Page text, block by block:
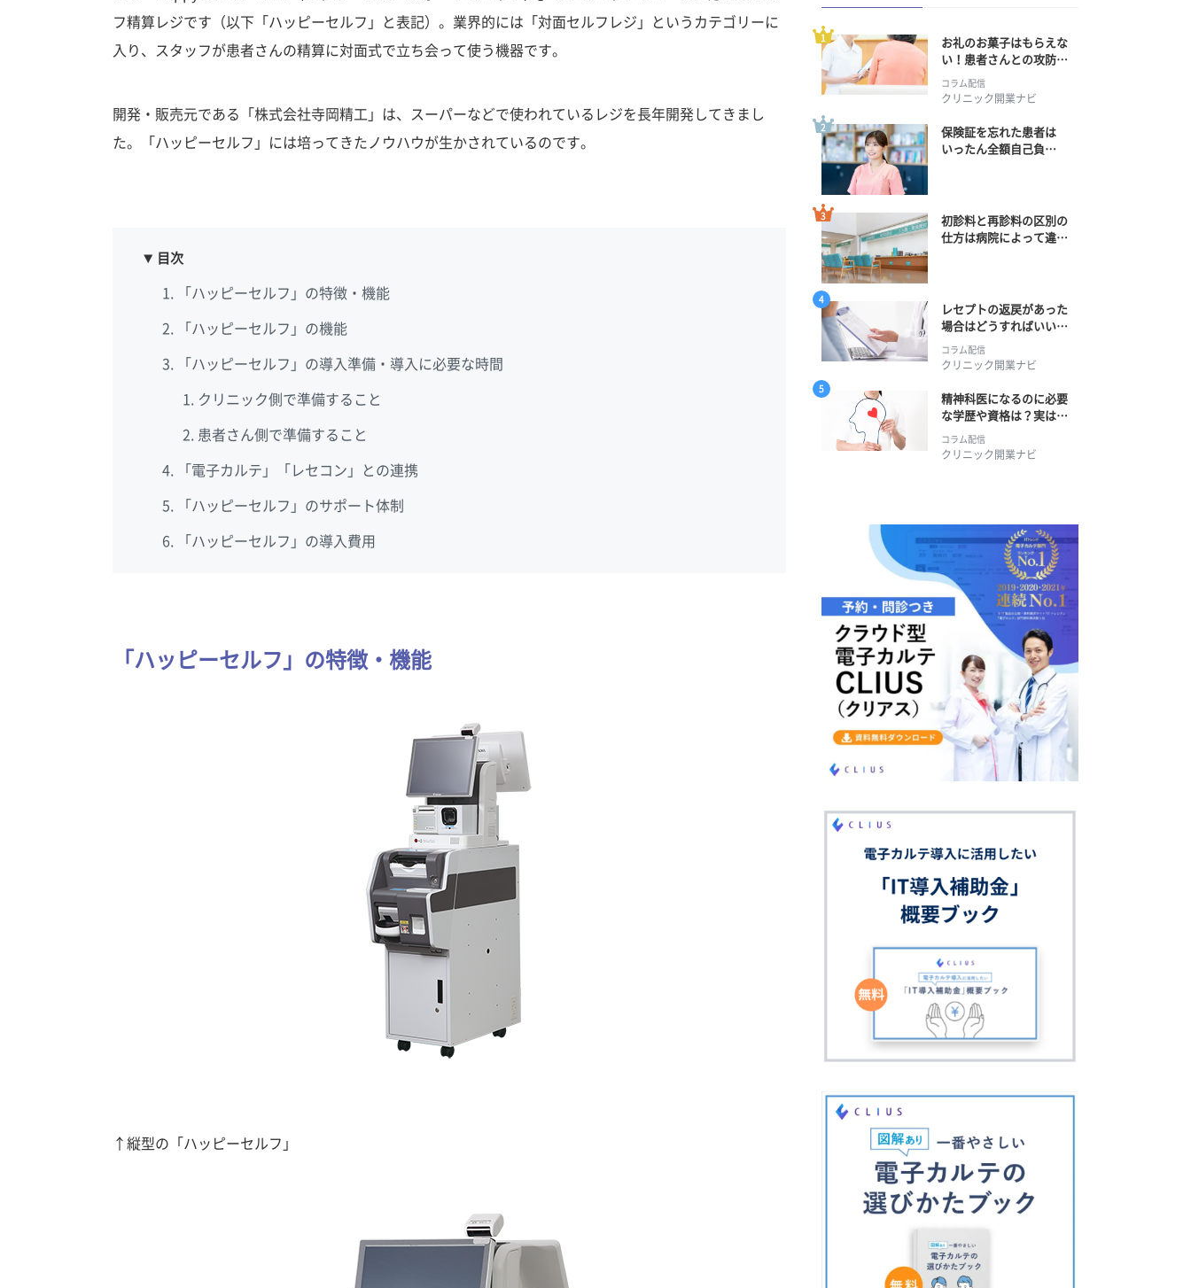
フ精算レジです（以下「ハッピーセルフ」と表記）。業界的には「対面セルフレジ」というカテゴリーに
入り、スタッフが患者さんの精算に対面式で立ち会って使う機器です。
開発・販売元である「株式会社寺岡精工」は、スーパーなどで使われているレジを長年開発してきまし
た。「ハッピーセルフ」には培ってきたノウハウが生かされているのです。
目次
「ハッピーセルフ」の特徴・機能
「ハッピーセルフ」の機能
「ハッピーセルフ」の導入準備・導入に必要な時間
クリニック側で準備すること
患者さん側で準備すること
「電子カルテ」「レセコン」との連携
「ハッピーセルフ」のサポート体制
「ハッピーセルフ」の導入費用
「ハッピーセルフ」の特徴・機能
↑縦型の「ハッピーセルフ」
お礼のお菓子はもらえな
い！患者さんとの攻防の
コラム配信
クリニック開業ナビ
保険証を忘れた患者は
いったん全額自己負
初診料と再診料の区別の
仕方は病院によって違
レセプトの返戻があった
場合はどうすればいい？
そのプロセスとは？
コラム配信
クリニック開業ナビ
精神科医になるのに必要
な学歴や資格は？実は学
士編入学からでも目指せ
る！
コラム配信
クリニック開業ナビ